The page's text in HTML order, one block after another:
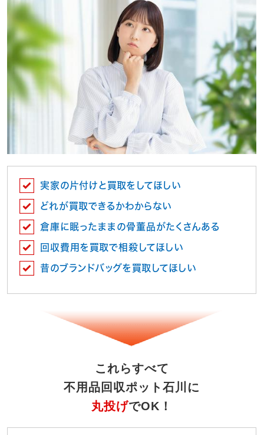
実家の片付けと買取をしてほしい
どれが買取できるかわからない
倉庫に眠ったままの骨董品がたくさんある
回収費用を買取で相殺してほしい
昔のブランドバッグを買取してほしい
これらすべて
不用品回収ポット石川に
丸投げでOK！